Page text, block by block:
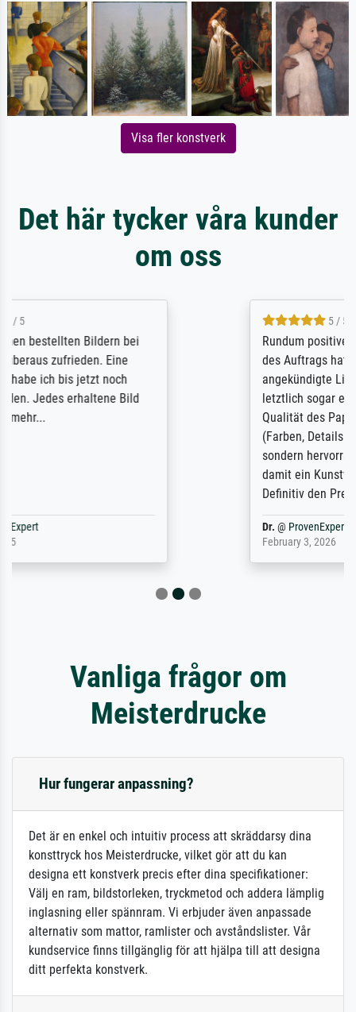
Visa fler konstverk
Det här tycker våra kunder
om oss
Rundum positive Erfahrung. Die Ausführung
des Auftrags hat eine Weile gedauert, die
angekündigte Lieferzeit wurde aber
letztlich sogar etwas unterschritten. Die
sondern hervorragend. Selbst ein Druck ist
damit ein Kunstwerk im eigenen Sinne.
Vanliga frågor om
Meisterdrucke
Hur fungerar anpassning?
Det är en enkel och intuitiv process att skräddarsy dina
konsttryck hos Meisterdrucke, vilket gör att du kan
designa ett konstverk precis efter dina specifikationer:
Välj en ram, bildstorleken, tryckmetod och addera lämplig
inglasning eller spännram. Vi erbjuder även anpassade
alternativ som mattor, ramlister och avståndslister. Vår
kundservice finns tillgänglig för att hjälpa till att designa
ditt perfekta konstverk.